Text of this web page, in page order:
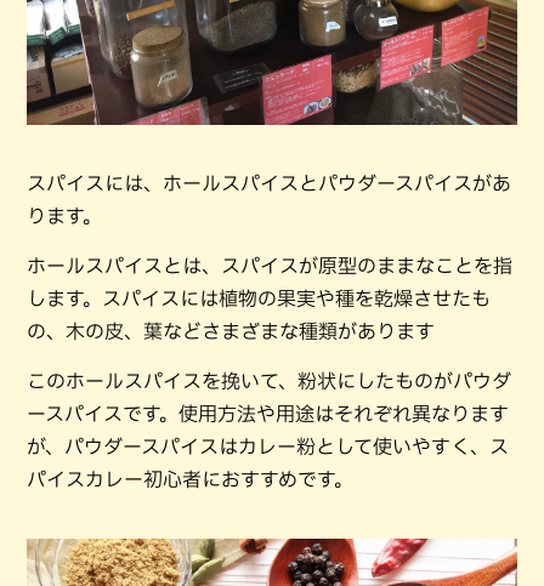
スパイスには、ホールスパイスとパウダースパイスがあ
ります。
ホールスパイスとは、スパイスが原型のままなことを指
します。スパイスには植物の果実や種を乾燥させたも
の、木の皮、葉などさまざまな種類があります
このホールスパイスを挽いて、粉状にしたものがパウダ
ースパイスです。使用方法や用途はそれぞれ異なります
が、パウダースパイスはカレー粉として使いやすく、ス
パイスカレー初心者におすすめです。